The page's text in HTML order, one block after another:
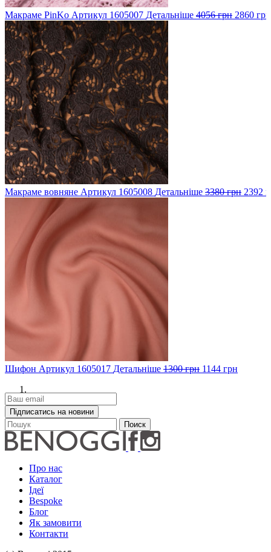
Макраме PinKo Артикул 1605007 Детальніше 4056 грн 2860 грн
Макраме вовняне Артикул 1605008 Детальніше 3380 грн 2392
Шифон Артикул 1605017 Детальніше 1300 грн 1144 грн
Про нас
Каталог
Ідеї
Bespoke
Блог
Як замовити
Контакти